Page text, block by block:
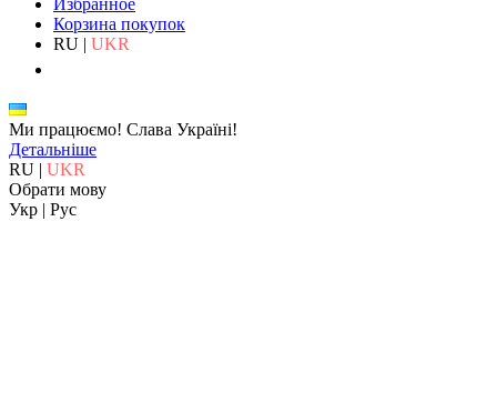
Избранное
Корзина покупок
RU | UKR
Ми працюємо! Слава Україні!
Детальніше
RU | UKR
Обрати мову
Укр | Рус